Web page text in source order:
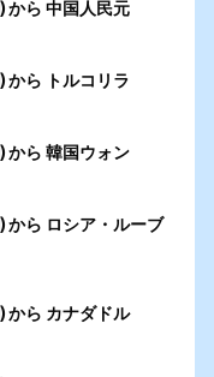
ら 中国人民元
ら トルコリラ
ら 韓国ウォン
ら ロシア・ルーブ
ら カナダドル